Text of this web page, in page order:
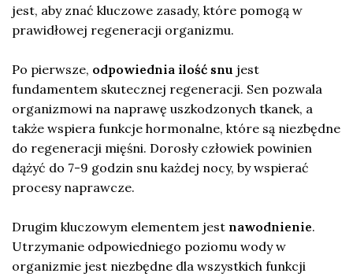
jest, aby znać kluczowe zasady, które pomogą w
prawidłowej regeneracji organizmu.
Po pierwsze, odpowiednia ilość snu jest
fundamentem skutecznej regeneracji. Sen pozwala
organizmowi na naprawę uszkodzonych tkanek, a
także wspiera funkcje hormonalne, które są niezbędne
do regeneracji mięśni. Dorosły człowiek powinien
dążyć do 7-9 godzin snu każdej nocy, by wspierać
procesy naprawcze.
Drugim kluczowym elementem jest nawodnienie.
Utrzymanie odpowiedniego poziomu wody w
organizmie jest niezbędne dla wszystkich funkcji